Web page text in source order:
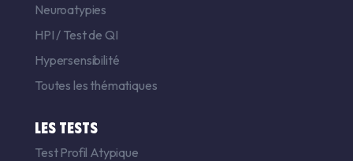
Neuroatypies
HPI / Test de QI
Hypersensibilité
Toutes les thématiques
LES TESTS
Test Profil Atypique